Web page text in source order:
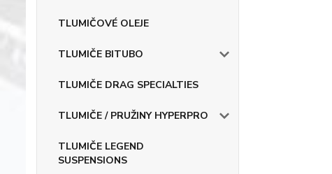
TLUMIČOVÉ OLEJE
TLUMIČE BITUBO
TLUMIČE DRAG SPECIALTIES
TLUMIČE / PRUŽINY HYPERPRO
TLUMIČE LEGEND
SUSPENSIONS